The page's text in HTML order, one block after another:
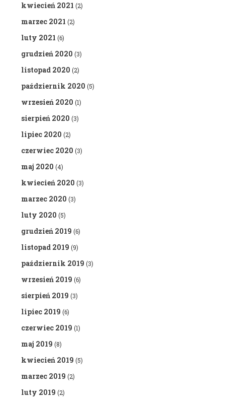
kwiecień 2021 (2)
marzec 2021 (2)
luty 2021 (6)
grudzień 2020 (3)
listopad 2020 (2)
październik 2020 (5)
wrzesień 2020 (1)
sierpień 2020 (3)
lipiec 2020 (2)
czerwiec 2020 (3)
maj 2020 (4)
kwiecień 2020 (3)
marzec 2020 (3)
luty 2020 (5)
grudzień 2019 (6)
listopad 2019 (9)
październik 2019 (3)
wrzesień 2019 (6)
sierpień 2019 (3)
lipiec 2019 (6)
czerwiec 2019 (1)
maj 2019 (8)
kwiecień 2019 (5)
marzec 2019 (2)
luty 2019 (2)